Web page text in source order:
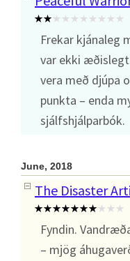
Frekar kjánaleg
var ekki
vera með djúpa
punkta – enda
sjálfshjálparbók.
June, 2018
The Disaster
Fyndin.
– mjög